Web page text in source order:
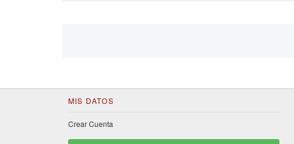
MIS DATOS
Crear Cuenta